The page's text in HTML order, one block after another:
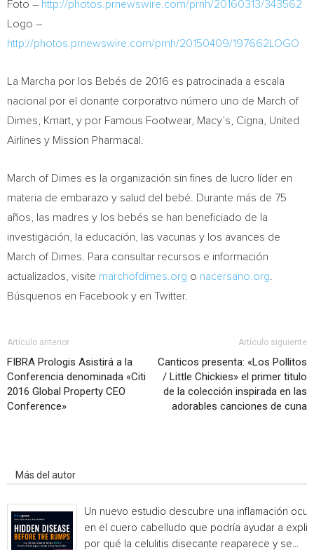
Foto – http://photos.prnewswire.com/prnh/20160313/343562
Logo –
http://photos.prnewswire.com/prnh/20150409/197662LOGO
La Marcha por los Bebés de 2016 es patrocinada a escala
nacional por el donante corporativo número uno de March of
Dimes, Kmart, y por Famous Footwear, Macy’s, Cigna, United
Airlines y Mission Pharmacal.
March of Dimes es la organización sin fines de lucro líder en
materia de embarazo y salud del bebé. Durante más de 75
años, las madres y los bebés se han beneficiado de la
investigación, la educación, las vacunas y los avances de
March of Dimes. Para consultar recursos e información
actualizados, visite marchofdimes.org o nacersano.org
Búsquenos en Facebook y en Twitter.
Artículo anterior
FIBRA Prologis Asistirá a la
Conferencia denominada «Citi
2016 Global Property CEO
Conference»
Artículo siguiente
Canticos presenta: «Los Pollitos
/ Little Chickies» el primer titulo
de la colección inspirada en las
adorables canciones de cuna
Más del autor
Un nuevo estudio descubre una inflamación
en el cuero cabelludo que podría ayudar a
por qué la celulitis disecante reaparece y se...